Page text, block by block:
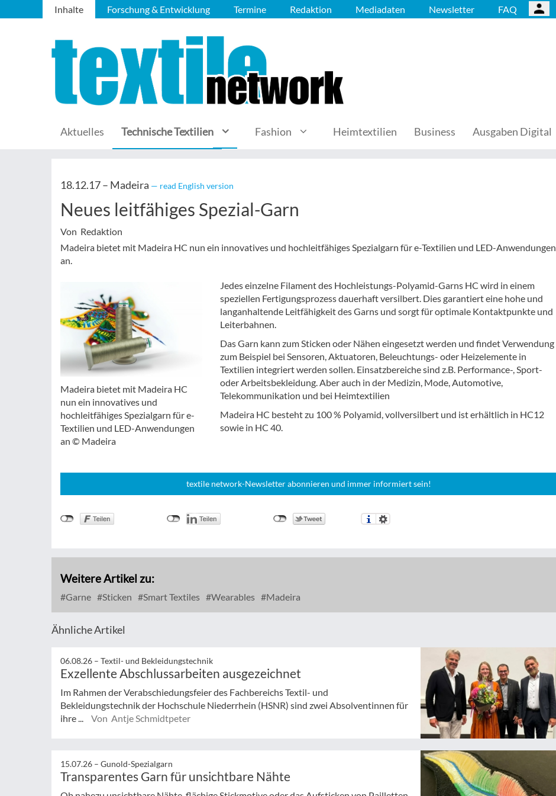
Inhalte Forschung & Entwicklung Termine Redaktion Mediadaten Newsletter FAQ
Aktuelles Technische Textilien Fashion Heimtextilien Business Ausgaben Digital
18.12.17 – Madeira — read English version
Neues leitfähiges Spezial-Garn
Von Redaktion
Madeira bietet mit Madeira HC nun ein innovatives und hochleitfähiges Spezialgarn für e-Textilien und LED-Anwendungen
an.
Madeira bietet mit Madeira HC
nun ein innovatives und
hochleitfähiges Spezialgarn für e-
Textilien und LED-Anwendungen
an © Madeira
Jedes einzelne Filament des Hochleistungs-Polyamid-Garns HC wird in einem
speziellen Fertigungsprozess dauerhaft versilbert. Dies garantiert eine hohe und
langanhaltende Leitfähigkeit des Garns und sorgt für optimale Kontaktpunkte und
Leiterbahnen.
Das Garn kann zum Sticken oder Nähen eingesetzt werden und findet Verwendung
zum Beispiel bei Sensoren, Aktuatoren, Beleuchtungs- oder Heizelemente in
Textilien integriert werden sollen. Einsatzbereiche sind z.B. Performance-, Sport-
oder Arbeitsbekleidung. Aber auch in der Medizin, Mode, Automotive,
Telekommunikation und bei Heimtextilien
Madeira HC besteht zu 100 % Polyamid, vollversilbert und ist erhältlich in HC12
sowie in HC 40.
textile network-Newsletter abonnieren und immer informiert sein!
Weitere Artikel zu:
Garne Sticken Smart Textiles Wearables Madeira
Ähnliche Artikel
06.08.26 – Textil- und Bekleidungstechnik
Exzellente Abschlussarbeiten ausgezeichnet
Im Rahmen der Verabschiedungsfeier des Fachbereichs Textil- und
Bekleidungstechnik der Hochschule Niederrhein (HSNR) sind zwei Absolventinnen für
ihre ...
Von Antje Schmidtpeter
15.07.26 – Gunold-Spezialgarn
Transparentes Garn für unsichtbare Nähte